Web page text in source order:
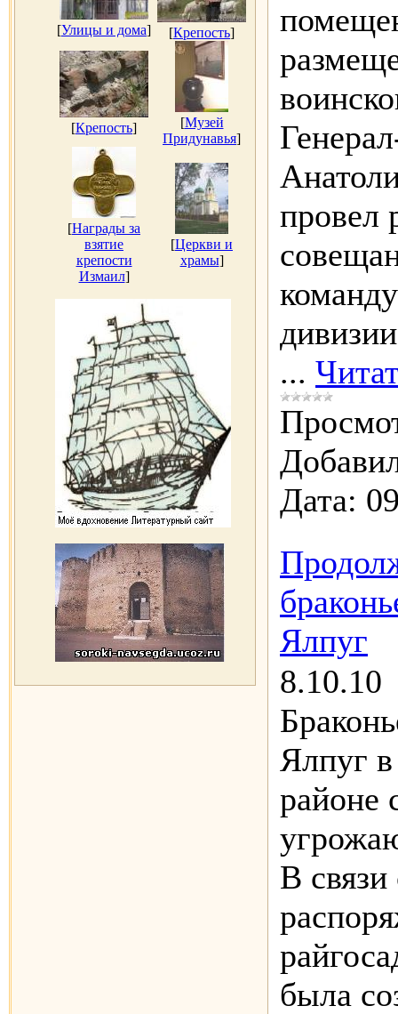
[Улицы и дома] [Крепость]
[Крепость] [Музей
Придунавья]
[Награды за
взятие
крепости
Измаил]
[Церкви и
храмы]
провел
...
Дата:
Ялпуг
8.10.10
Ялпуг
районе
В связи
была